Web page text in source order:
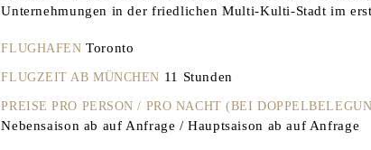
Unternehmungen in der friedlichen Multi-Kulti-Stadt im
FLUGHAFEN Toronto
FLUGZEIT AB MÜNCHEN 11 Stunden
PREISE PRO PERSON / PRO NACHT (BEI
Nebensaison ab auf Anfrage / Hauptsaison ab auf Anfrage